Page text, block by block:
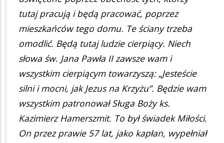
tutaj pracują i będą pracować, poprzez
mieszkańców tego domu. Te ściany trzeba
omodlić. Będą tutaj ludzie cierpiący. Niech
słowa św. Jana Pawła II zawsze wam i
wszystkim cierpiącym towarzyszą: „Jesteście
silni i mocni, jak Jezus na Krzyżu”. Będzie wam
wszystkim patronował Sługa Boży ks.
Kazimierz Hamerszmit. To był świadek Miłości.
On przez prawie 57 lat, jako kapłan, wypełniał